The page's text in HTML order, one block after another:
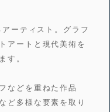
ーティスト。グラフ
アートと現代美術を
す。
などを重ねた作品
ど多様な要素を取り